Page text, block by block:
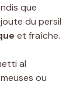
que
du persil
et fraîche.
al
ou